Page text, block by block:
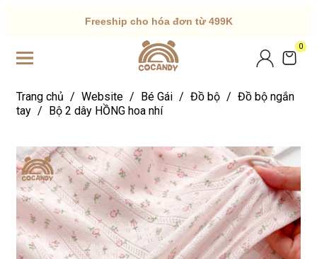
Freeship cho hóa đơn từ 499K
0
Trang chủ / Website / Bé Gái / Đồ bộ / Đồ bộ ngắn
tay / Bộ 2 dây HỒNG hoa nhí